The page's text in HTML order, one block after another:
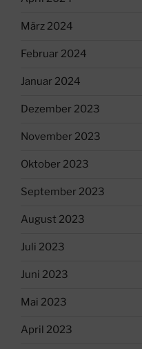
März 2024
Februar 2024
Januar 2024
Dezember 2023
November 2023
Oktober 2023
September 2023
August 2023
Juli 2023
Juni 2023
Mai 2023
April 2023